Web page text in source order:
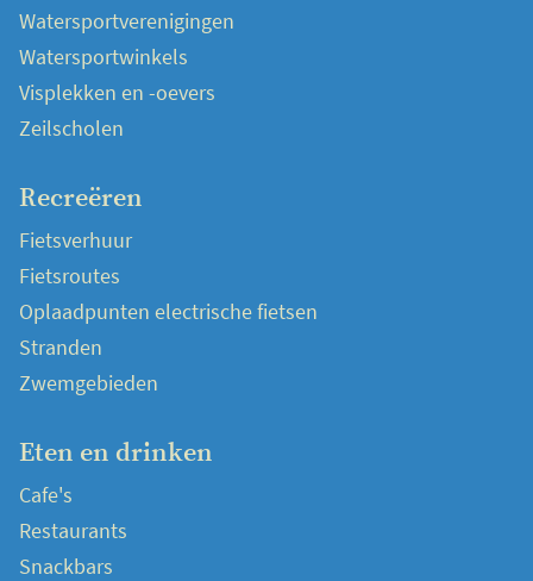
Watersportverenigingen
Watersportwinkels
Visplekken en -oevers
Zeilscholen
Recreëren
Fietsverhuur
Fietsroutes
Oplaadpunten electrische fietsen
Stranden
Zwemgebieden
Eten en drinken
Cafe's
Restaurants
Snackbars